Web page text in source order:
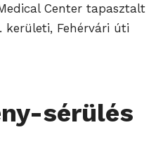
Center tapasztalt
kerületi, Fehérvári úti
sérülés